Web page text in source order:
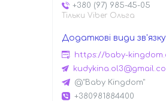
+380 (97) 985-45-05
Тільки Viber Ольга
https://baby-
@"Baby Kingdom"
+380981884400